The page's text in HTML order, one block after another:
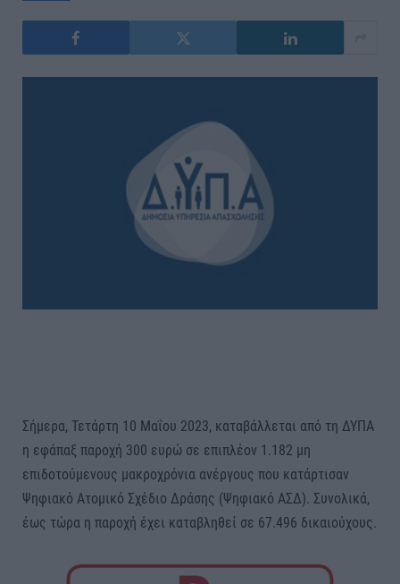
Σήμερα, Τετάρτη 10 Μαΐου 2023, καταβάλλεται από τη ΔΥΠΑ
η εφάπαξ παροχή 300 ευρώ σε επιπλέον 1.182 μη
επιδοτούμενους μακροχρόνια ανέργους που κατάρτισαν
Ψηφιακό Ατομικό Σχέδιο Δράσης (Ψηφιακό ΑΣΔ). Συνολικά,
έως τώρα η παροχή έχει καταβληθεί σε 67.496 δικαιούχους.